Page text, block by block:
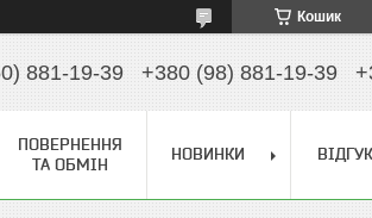
Кошик
881-19-39 +380 (98) 881-19-39
ПОВЕРНЕННЯ
ТА ОБМІН
НОВИНКИ